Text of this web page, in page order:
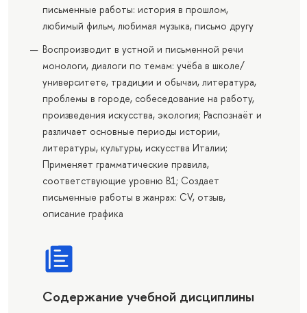
письменные работы: история в прошлом,
любимый фильм, любимая музыка, письмо другу
Воспроизводит в устной и письменной речи
монологи, диалоги по темам: учёба в школе/
университете, традиции и обычаи, литература,
проблемы в городе, собеседование на работу,
произведения искусства, экология; Распознаёт и
различает основные периоды истории,
литературы, культуры, искусства Италии;
Применяет грамматические правила,
соответствующие уровню B1; Создает
письменные работы в жанрах: CV, отзыв,
описание графика
Содержание учебной дисциплины